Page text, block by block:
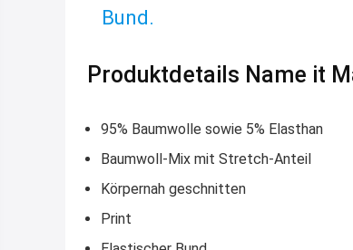
Bund.
Produktdetails Name it
95% Baumwolle sowie 5% Elasthan
Baumwoll-Mix mit Stretch-Anteil
Körpernah geschnitten
Print